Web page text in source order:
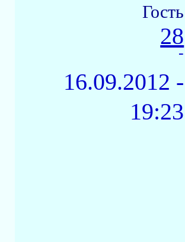
Гость
28
-
16.09.2012 -
19:23